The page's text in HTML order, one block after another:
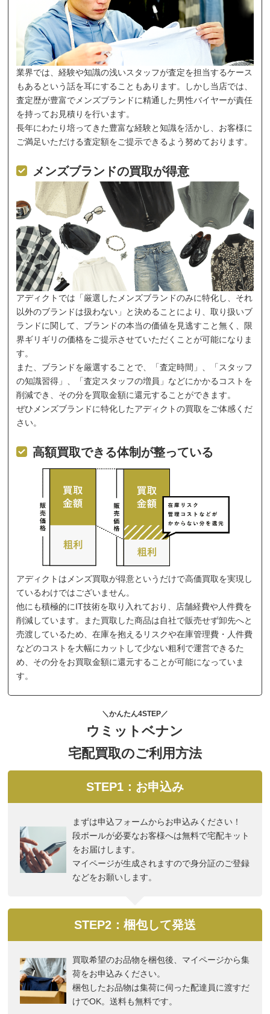
業界では、経験や知識の浅いスタッフが査定を担当するケース
もあるという話を耳にすることもあります。しかし当店では、
査定歴が豊富でメンズブランドに精通した男性バイヤーが責任
を持ってお見積りを行います。
長年にわたり培ってきた豊富な経験と知識を活かし、お客様に
ご満足いただける査定額をご提示できるよう努めております。
メンズブランドの買取が得意
アディクトでは「厳選したメンズブランドのみに特化し、それ
以外のブランドは扱わない」と決めることにより、取り扱いブ
ランドに関して、ブランドの本当の価値を見逃すこと無く、限
界ギリギリの価格をご提示させていただくことが可能になりま
す。
また、ブランドを厳選することで、「査定時間」、「スタッフ
の知識習得」、「査定スタッフの増員」などにかかるコストを
削減でき、その分を買取金額に還元することができます。
ぜひメンズブランドに特化したアディクトの買取をご体感くだ
さい。
高額買取できる体制が整っている
アディクトはメンズ買取が得意というだけで高価買取を実現し
ているわけではございません。
他にも積極的にIT技術を取り入れており、店舗経費や人件費を
削減しています。また買取した商品は自社で販売せず卸先へと
売渡しているため、在庫を抱えるリスクや在庫管理費・人件費
などのコストを大幅にカットして少ない粗利で運営できるた
め、その分をお買取金額に還元することが可能になっていま
す。
＼かんたん4STEP／
ウミットベナン
宅配買取のご利用方法
STEP1：お申込み
まずは申込フォームからお申込みください！
段ボールが必要なお客様へは無料で宅配キット
をお届けします。
マイページが生成されますので身分証のご登録
などをお願いします。
STEP2：梱包して発送
買取希望のお品物を梱包後、マイページから集
荷をお申込みください。
梱包したお品物は集荷に伺った配達員に渡すだ
けでOK。送料も無料です。